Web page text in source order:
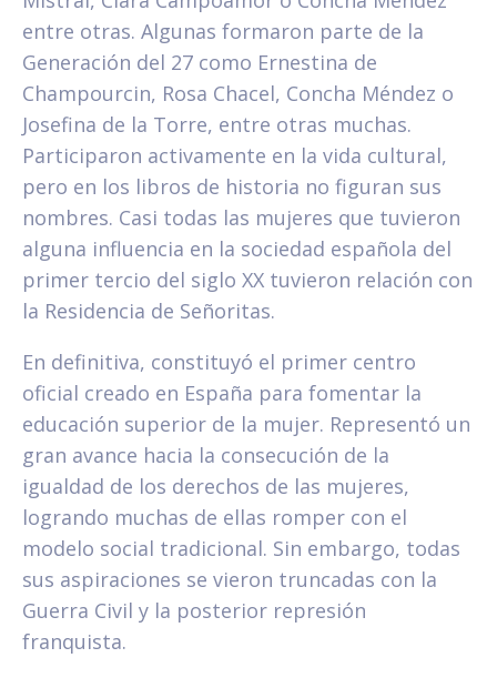
entre otras. Algunas formaron parte de la
Generación del 27 como Ernestina de
Champourcin, Rosa Chacel, Concha Méndez o
Josefina de la Torre, entre otras muchas.
Participaron activamente en la vida cultural,
pero en los libros de historia no figuran sus
nombres. Casi todas las mujeres que tuvieron
alguna influencia en la sociedad española del
primer tercio del siglo XX tuvieron relación con
la Residencia de Señoritas.
En definitiva, constituyó el primer centro
oficial creado en España para fomentar la
educación superior de la mujer. Representó un
gran avance hacia la consecución de la
igualdad de los derechos de las mujeres,
logrando muchas de ellas romper con el
modelo social tradicional. Sin embargo, todas
sus aspiraciones se vieron truncadas con la
Guerra Civil y la posterior represión
franquista.